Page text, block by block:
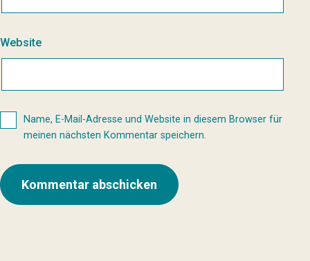
Website
Name, E-Mail-Adresse und Website in diesem Browser für
meinen nächsten Kommentar speichern.